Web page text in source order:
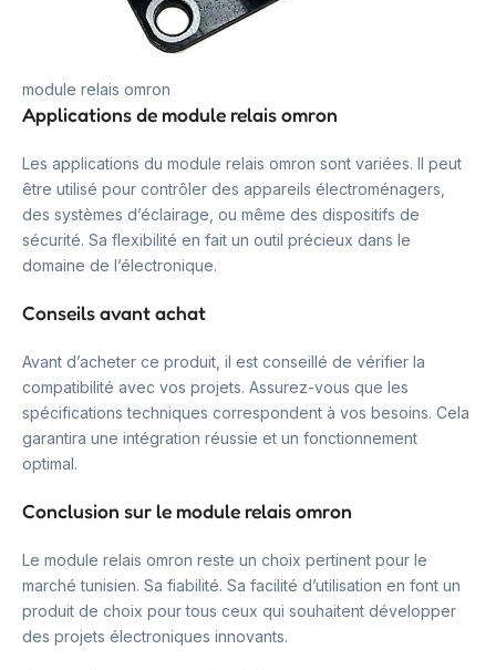
module relais omron
Applications de module relais omron
Les applications du module relais omron sont variées. Il peut
être utilisé pour contrôler des appareils électroménagers,
des systèmes d’éclairage, ou même des dispositifs de
sécurité. Sa flexibilité en fait un outil précieux dans le
domaine de l’électronique.
Conseils avant achat
Avant d’acheter ce produit, il est conseillé de vérifier la
compatibilité avec vos projets. Assurez-vous que les
spécifications techniques correspondent à vos besoins. Cela
garantira une intégration réussie et un fonctionnement
optimal.
Conclusion sur le module relais omron
Le module relais omron reste un choix pertinent pour le
marché tunisien. Sa fiabilité. Sa facilité d’utilisation en font un
produit de choix pour tous ceux qui souhaitent développer
des projets électroniques innovants.